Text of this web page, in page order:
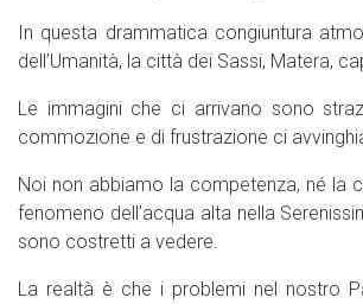
In questa drammatica congiuntura
dell’Umanità, la città dei Sassi, Matera,
Le immagini che ci arrivano sono
commozione e di frustrazione ci
Noi non abbiamo la competenza, né la
fenomeno dell’acqua alta nella
sono costretti a vedere.
La realtà è che i problemi nel nostro